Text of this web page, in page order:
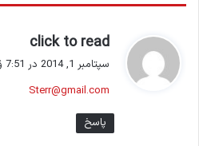
click to read
ت
:
سپتامبر 1, 2014 در 7:51 ق.ظ
Sterr@gmail.com
پاسخ